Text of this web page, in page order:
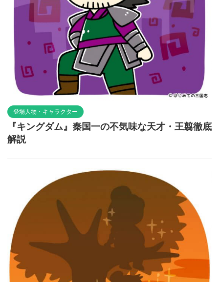
登場人物・キャラクター
『キングダム』秦国一の不気味な天才・王翦徹底
解説